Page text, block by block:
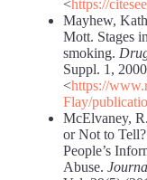
<https://
Mayhew,
Mott. Stages
smoking.
Suppl. 1,
<https://
Flay/
McElvaney,
or Not to
People’s
Abuse.